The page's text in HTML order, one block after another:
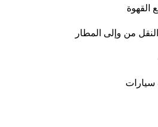
القهوة
من وإلى المطار